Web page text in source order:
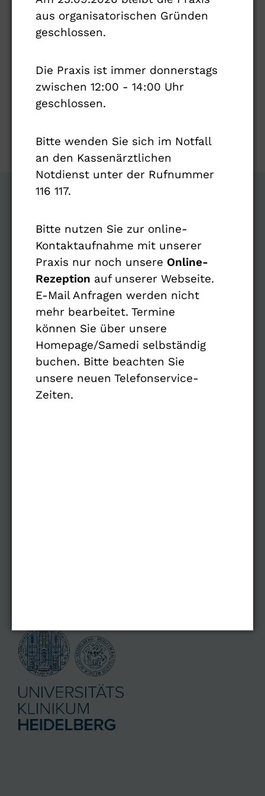
aus organisatorischen Gründen
geschlossen.
Die Praxis ist immer donnerstags
zwischen 12:00 - 14:00 Uhr
geschlossen.
Bitte wenden Sie sich im Notfall
an den Kassenärztlichen
Notdienst unter der Rufnummer
116 117.
Bitte nutzen Sie zur online-
Kontaktaufnahme mit unserer
Praxis nur noch unsere Online-
Rezeption auf unserer Webseite.
E-Mail Anfragen werden nicht
mehr bearbeitet. Termine
können Sie über unsere
Homepage/Samedi selbständig
buchen. Bitte beachten Sie
unsere neuen Telefonservice-
Zeiten.
Uhr, Asklepios Klinik Nord – Heidberg.
NEUROLOGIE NEUER WALL
Fachärzte für Neurologie & Psychiatrie
Neuer Wall 19
20354 Hamburg
ÜBERSICHT
Navigation
Online Termin